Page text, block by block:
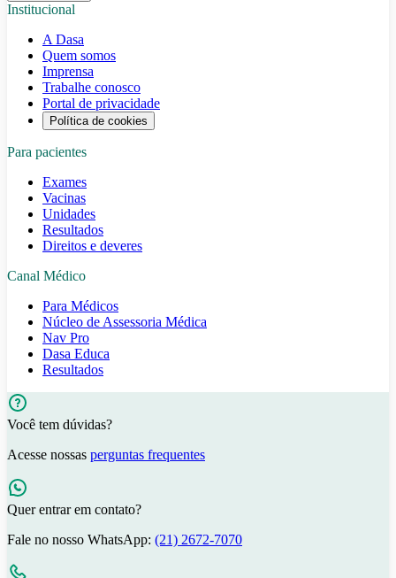
Institucional
A Dasa
Quem somos
Imprensa
Trabalhe conosco
Portal de privacidade
Política de cookies
Para pacientes
Exames
Vacinas
Unidades
Resultados
Direitos e deveres
Canal Médico
Para Médicos
Núcleo de Assessoria Médica
Nav Pro
Dasa Educa
Resultados
Você tem dúvidas?
Acesse nossas perguntas frequentes
Quer entrar em contato?
Fale no nosso WhatsApp: (21) 2672-7070